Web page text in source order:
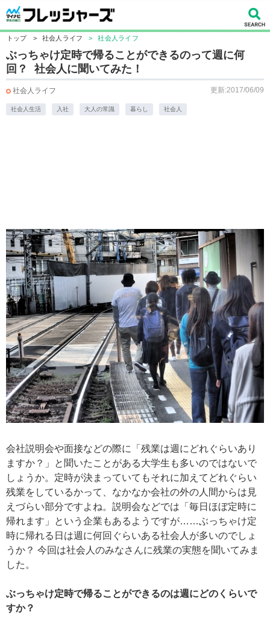
トップ > 社会人ライフ > 社会人ライフ
ぶっちゃけ定時で帰ることができるのって週に何
回？ 社会人に聞いてみた！
社会人ライフ 更新:2017/06/09
社会人生活 入社 大人の常識 暮らし 社会人
会社説明会や面接などの際に「残業は週にどれぐらいあり
ますか？」と聞いたことがある大学生も多いのではないで
しょうか。定時が決まっていてもそれに加えてどれぐらい
残業をしているかって、なかなか会社の外の人間からは見
えづらい部分ですよね。説明会などでは「毎日ほぼ定時に
帰れます」という企業もあるようですが……ぶっちゃけ定
時に帰れる日は週に何回ぐらいある社会人が多いのでしょ
うか？ 今回は社会人のみなさんに残業の実態を聞いてみま
した。
ぶっちゃけ定時で帰ることができるのは週にどのくらいで
すか？